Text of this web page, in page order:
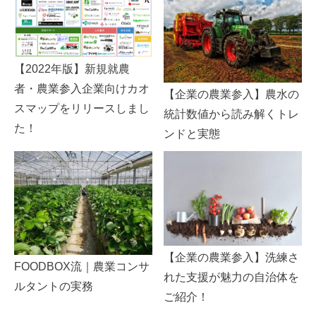
【2022年版】新規就農
者・農業参入企業向けカオ
スマップをリリースしまし
た！
【企業の農業参入】農水の
統計数値から読み解くトレ
ンドと実態
FOODBOX流｜農業コンサ
ルタントの実務
【企業の農業参入】洗練さ
れた支援が魅力の自治体を
ご紹介！